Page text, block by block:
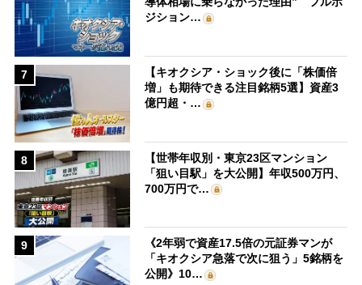
ジション…
7
【キオクシア・ショック後に「株価倍
増」も期待できる注目銘柄5選】資産3
億円超・…
8
【世帯年収別・東京23区マンション
「狙い目駅」を大公開】年収500万円、
700万円で…
9
《2年弱で資産17.5倍の元証券マンが
「キオクシア急落で次に狙う」5銘柄を
公開》10…